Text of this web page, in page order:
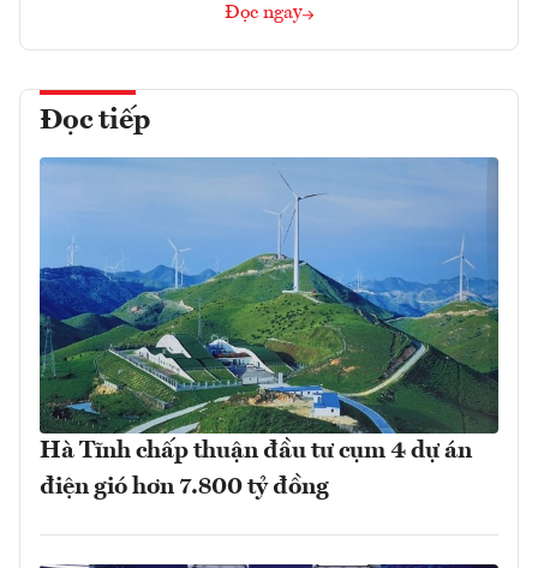
Đọc ngay
Đọc tiếp
Hà Tĩnh chấp thuận đầu tư cụm 4 dự án
điện gió hơn 7.800 tỷ đồng